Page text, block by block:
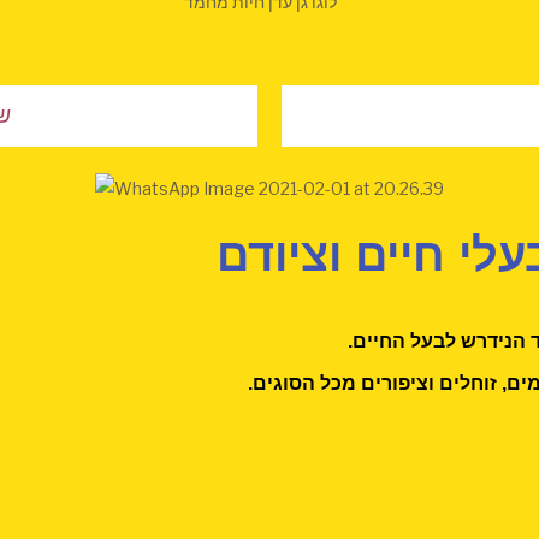
חיים וציודם​
הנידרש לבעל החיים.
זוחלים וציפורים מכל הסוגים.